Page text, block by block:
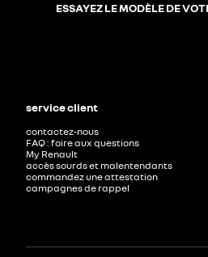
ESSAYEZ LE MODÈLE DE
service client
contactez-nous
FAQ : foire aux questions
My Renault
accès sourds et malentendants
commandez une attestation
campagnes de rappel